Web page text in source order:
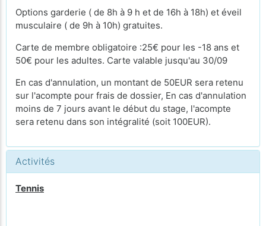
Options garderie ( de 8h à 9 h et de 16h à 18h) et éveil
musculaire ( de 9h à 10h) gratuites.
Carte de membre obligatoire :25€ pour les -18 ans et
50€ pour les adultes. Carte valable jusqu'au 30/09
En cas d'annulation, un montant de 50EUR sera retenu
sur l'acompte pour frais de dossier, En cas d'annulation
moins de 7 jours avant le début du stage, l'acompte
sera retenu dans son intégralité (soit 100EUR).
Activités
Tennis